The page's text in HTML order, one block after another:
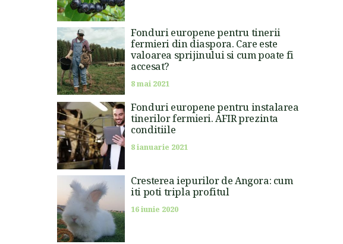
Fonduri europene pentru tinerii
fermieri din diaspora. Care este
valoarea sprijinului si cum poate fi
accesat?
8 mai 2021
Fonduri europene pentru instalarea
tinerilor fermieri. AFIR prezinta
conditiile
8 ianuarie 2021
Cresterea iepurilor de Angora: cum
iti poti tripla profitul
16 iunie 2020